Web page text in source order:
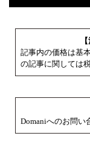
記事内の価格は基
の記事に関しては
Domaniへのお問い